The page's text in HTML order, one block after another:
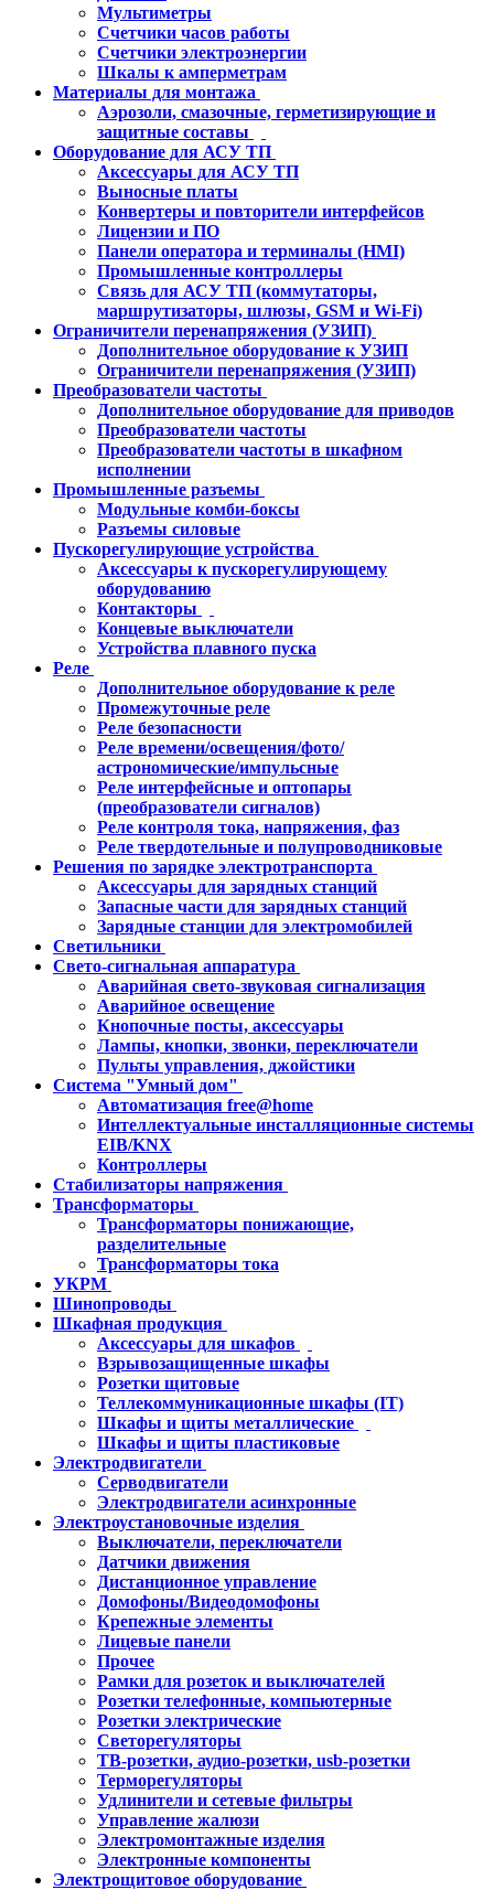
Мультиметры
Счетчики часов работы
Счетчики электроэнергии
Шкалы к амперметрам
Материалы для монтажа
Аэрозоли, смазочные, герметизирующие и
защитные составы
Оборудование для АСУ ТП
Аксессуары для АСУ ТП
Выносные платы
Конвертеры и повторители интерфейсов
Лицензии и ПО
Панели оператора и терминалы (HMI)
Промышленные контроллеры
Связь для АСУ ТП (коммутаторы,
маршрутизаторы, шлюзы, GSM и Wi-Fi)
Ограничители перенапряжения (УЗИП)
Дополнительное оборудование к УЗИП
Ограничители перенапряжения (УЗИП)
Преобразователи частоты
Дополнительное оборудование для приводов
Преобразователи частоты
Преобразователи частоты в шкафном
исполнении
Промышленные разъемы
Модульные комби-боксы
Разъемы силовые
Пускорегулирующие устройства
Аксессуары к пускорегулирующему
оборудованию
Контакторы
Концевые выключатели
Устройства плавного пуска
Реле
Дополнительное оборудование к реле
Промежуточные реле
Реле безопасности
Реле времени/освещения/фото/
астрономические/импульсные
Реле интерфейсные и оптопары
(преобразователи сигналов)
Реле контроля тока, напряжения, фаз
Реле твердотельные и полупроводниковые
Решения по зарядке электротранспорта
Аксессуары для зарядных станций
Запасные части для зарядных станций
Зарядные станции для электромобилей
Светильники
Свето-сигнальная аппаратура
Аварийная свето-звуковая сигнализация
Аварийное освещение
Кнопочные посты, аксессуары
Лампы, кнопки, звонки, переключатели
Пульты управления, джойстики
Система "Умный дом"
Автоматизация free@home
Интеллектуальные инсталляционные системы
EIB/KNX
Контроллеры
Стабилизаторы напряжения
Трансформаторы
Трансформаторы понижающие,
разделительные
Трансформаторы тока
УКРМ
Шинопроводы
Шкафная продукция
Аксессуары для шкафов
Взрывозащищенные шкафы
Розетки щитовые
Теллекоммуникационные шкафы (IT)
Шкафы и щиты металлические
Шкафы и щиты пластиковые
Электродвигатели
Серводвигатели
Электродвигатели асинхронные
Электроустановочные изделия
Выключатели, переключатели
Датчики движения
Дистанционное управление
Домофоны/Видеодомофоны
Крепежные элементы
Лицевые панели
Прочее
Рамки для розеток и выключателей
Розетки телефонные, компьютерные
Розетки электрические
Светорегуляторы
ТВ-розетки, аудио-розетки, usb-розетки
Терморегуляторы
Удлинители и сетевые фильтры
Управление жалюзи
Электромонтажные изделия
Электронные компоненты
Электрощитовое оборудование